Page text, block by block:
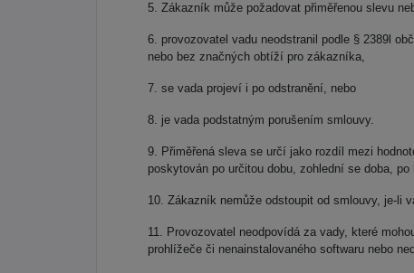
Zákazník může požadovat přiměřenou slevu
provozovatel vadu neodstranil podle § 2389l
nebo bez značných obtíží pro zákazníka,
se vada projeví i po odstranění, nebo
je vada podstatným porušením smlouvy.
Přiměřená sleva se určí jako rozdíl mezi
poskytován po určitou dobu, zohlední se doba,
Zákazník nemůže odstoupit od smlouvy, je-li
Provozovatel neodpovídá za vady, které
prohlížeče či nenainstalovaného softwaru nebo